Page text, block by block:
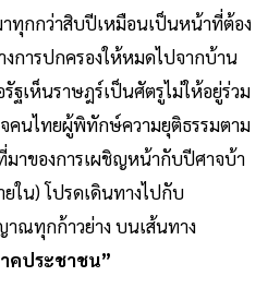
าทุกกว่าสิบปีเหมือนเป็นหน้าที่ต้อง
การปกครองให้หมดไปจากบ้าน
รัฐเห็นราษฎร์เป็นศัตรูไม่ให้อยู่ร่วม
คนไทยผู้พิทักษ์ความยุติธรรมตาม
มาของการเผชิญหน้ากับปีศาจบ้า
ใน) โปรดเดินทางไปกับ
ณทุกก้าวย่าง บนเส้นทาง
คประชาชน”